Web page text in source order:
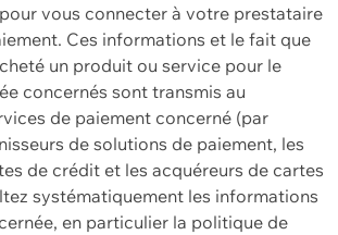
vous connecter à votre prestataire
Ces informations et le fait que
un produit ou service pour le
concernés sont transmis au
de paiement concerné (par
de solutions de paiement, les
de crédit et les acquéreurs de cartes
systématiquement les informations
en particulier la politique de